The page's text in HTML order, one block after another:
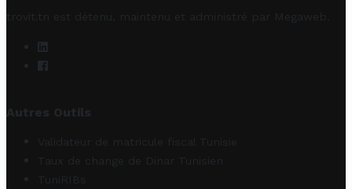
trovit.tn est détenu, maintenu et administré par Megaweb
Autres Outils
Validateur de matricule fiscal Tunisie
Taux de change de Dinar Tunisien
TuniRIBs